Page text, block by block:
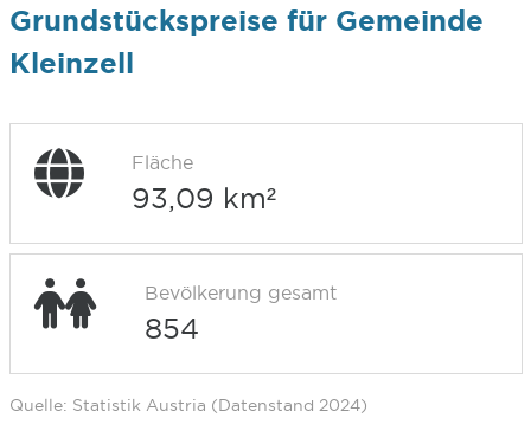
Grundstückspreise für Gemeinde
Kleinzell
Fläche
93,09 km²
Bevölkerung gesamt
854
Quelle: Statistik Austria (Datenstand 2024)